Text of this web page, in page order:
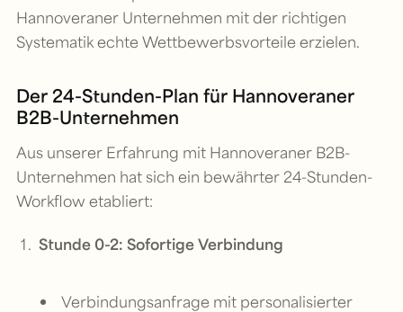
Hannoveraner Unternehmen mit der richtigen
Systematik echte Wettbewerbsvorteile erzielen.
Der 24-Stunden-Plan für Hannoveraner
B2B-Unternehmen
Aus unserer Erfahrung mit Hannoveraner B2B-
Unternehmen hat sich ein bewährter 24-Stunden-
Workflow etabliert:
Stunde 0-2: Sofortige Verbindung
Verbindungsanfrage mit personalisierter